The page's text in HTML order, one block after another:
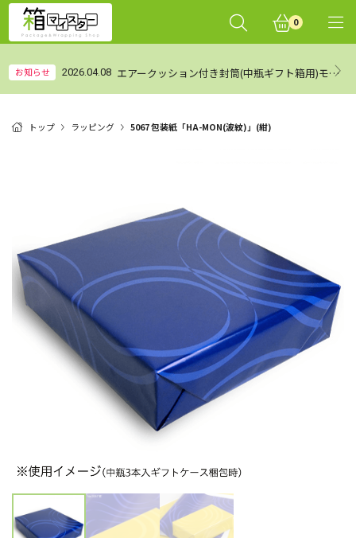
0
お知らせ 2026.04.08 エアークッション付き封筒(中瓶ギフト箱用)モニターレビュー集計結果（まとめ）
トップ ラッピング 5067 包装紙「HA-MON(波紋)」(紺)